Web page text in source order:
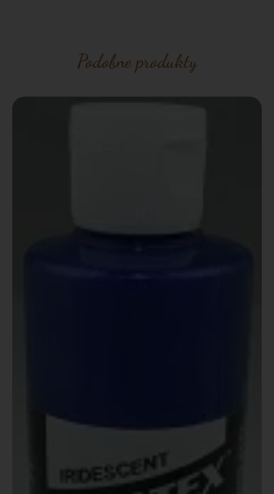
Podobne produkty